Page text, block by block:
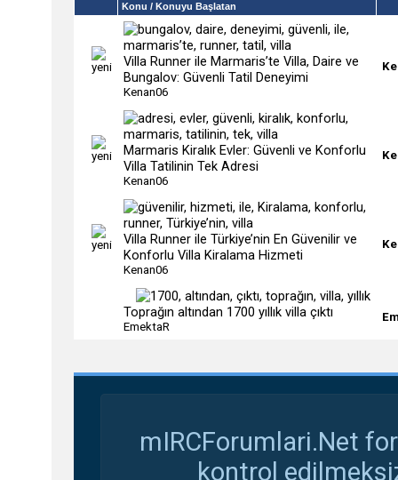
Konu / Konuyu Başlatan
Villa Runner ile Marmaris’te Villa, Daire ve
Bungalov: Güvenli Tatil Deneyimi
Kenan06
Marmaris Kiralık Evler: Güvenli ve Konforlu
Villa Tatilinin Tek Adresi
Kenan06
Villa Runner ile Türkiye’nin En Güvenilir ve
Konforlu Villa Kiralama Hizmeti
Kenan06
Toprağın altından 1700 yıllık villa çıktı
EmektaR
mIRCForumlari.Net
kontrol